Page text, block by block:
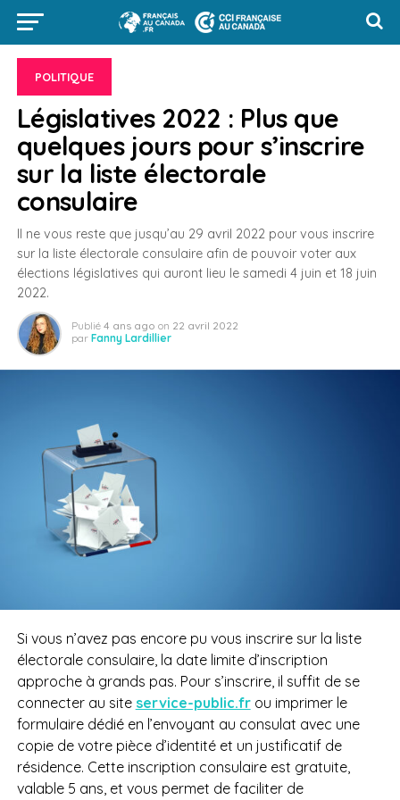
POLITIQUE
Législatives 2022 : Plus que
quelques jours pour s’inscrire
sur la liste électorale
consulaire
Il ne vous reste que jusqu’au 29 avril 2022 pour vous inscrire
sur la liste électorale consulaire afin de pouvoir voter aux
élections législatives qui auront lieu le samedi 4 juin et 18 juin
2022.
Publié 4 ans ago on 22 avril 2022
par Fanny Lardillier
Si vous n’avez pas encore pu vous inscrire sur la liste
électorale consulaire, la date limite d’inscription
approche à grands pas. Pour s’inscrire, il suffit de se
connecter au site service-public.frou imprimer le
formulaire dédié en l’envoyant au consulat avec une
copie de votre pièce d’identité et un justificatif de
résidence. Cette inscription consulaire est gratuite,
valable 5 ans, et vous permet de faciliter de